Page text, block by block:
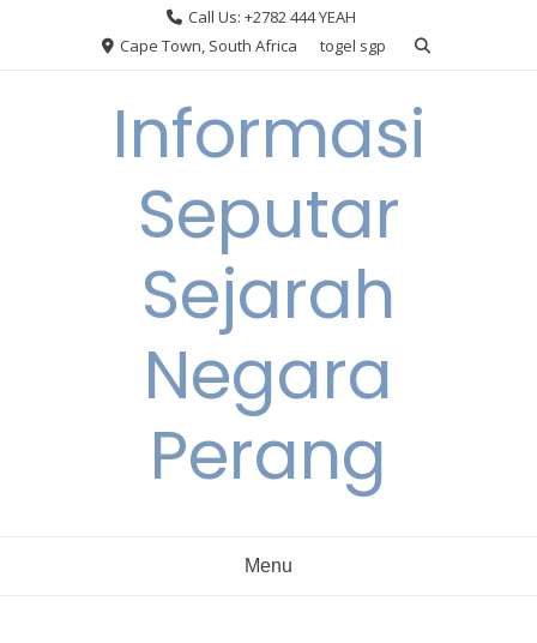
Call Us: +2782 444 YEAH
Cape Town, South Africa
togel sgp
Informasi
Seputar
Sejarah
Negara
Perang
Menu